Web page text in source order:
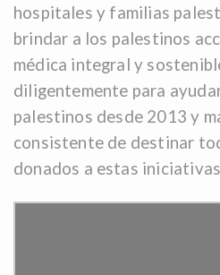
hospitales y familias
brindar a los palestinos
médica integral y
diligentemente para
palestinos desde 2013 y
consistente de destinar
donados a estas